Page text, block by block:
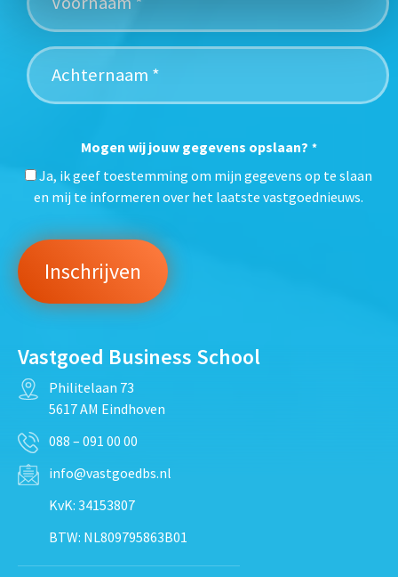
Mogen wij jouw gegevens opslaan? *
Ja, ik geef toestemming om mijn gegevens op te slaan
en mij te informeren over het laatste vastgoednieuws.
Vastgoed Business School
Philitelaan 73
5617 AM Eindhoven
088 – 091 00 00
info@vastgoedbs.nl
KvK: 34153807
BTW: NL809795863B01